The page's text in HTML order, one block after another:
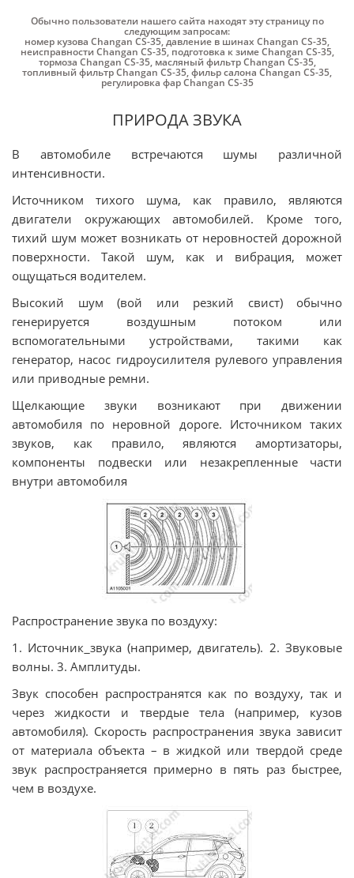
Обычно пользователи нашего сайта находят эту страницу по
следующим запросам:
номер кузова Changan CS-35,давление в шинах Changan CS-35,
неисправности Changan CS-35, подготовка к зиме Changan CS-35,
тормоза Changan CS-35, масляный фильтр Changan CS-35,
топливный фильтр Changan CS-35,фильр салона Changan CS-35,
регулировка фар Changan CS-35
ПРИРОДА ЗВУКА
В автомобиле встречаются шумы различной
интенсивности.
Источником тихого шума, как правило, являются
двигатели окружающих автомобилей. Кроме того,
тихий шум может возникать от неровностей дорожной
поверхности. Такой шум, как и вибрация, может
ощущаться водителем.
Высокий шум (вой или резкий свист) обычно
генерируется воздушным потоком или
вспомогательными устройствами, такими как
генератор, насос гидроусилителя рулевого управления
или приводные ремни.
Щелкающие звуки возникают при движении
автомобиля по неровной дороге. Источником таких
звуков, как правило, являются амортизаторы,
компоненты подвески или незакрепленные части
внутри автомобиля
Распространение звука по воздуху:
1. Источник звука (например, двигатель). 2. Звуковые
волны. 3. Амплитуды.
Звук способен распространятся как по воздуху, так и
через жидкости и твердые тела (например, кузов
автомобиля). Скорость распространения звука зависит
от материала объекта – в жидкой или твердой среде
звук распространяется примерно в пять раз быстрее,
чем в воздухе.